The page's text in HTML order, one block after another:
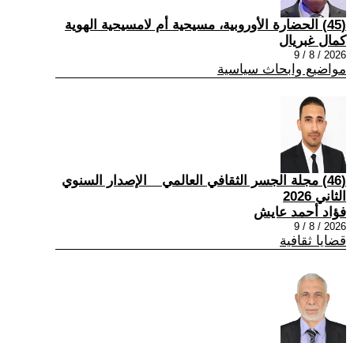
(45) الحضارة الأوروبية، مسيحية أم لامسيحية الهوية
كمال غبريال
2026 / 8 / 9
مواضيع وابحاث سياسية
(46) مجلة الجسر الثقافي العالمي _ الإصدار السنوي
الثاني 2026
فؤاد أحمد عايش
2026 / 8 / 9
قضايا ثقافية